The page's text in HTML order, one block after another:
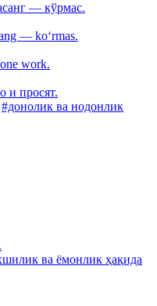
— кўрмас.
— ko‘rmas.
work.
и просят.
#донолик ва нодонлик
ва ёмонлик ҳақида